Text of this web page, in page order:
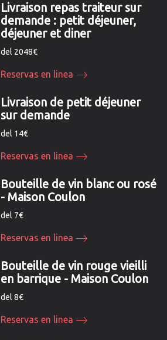
Livraison repas traiteur sur
demande : petit déjeuner,
déjeuner et diner
del 2048€
Reservas en linea
Livraison de petit déjeuner
sur demande
del 14€
Reservas en linea
Bouteille de vin blanc ou rosé
- Maison Coulon
del 7€
Reservas en linea
Bouteille de vin rouge vieilli
en barrique - Maison Coulon
del 8€
Reservas en linea